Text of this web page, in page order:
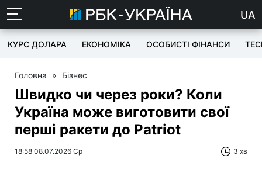
UA
КУРС ДОЛАРА ЕКОНОМІКА ОСОБИСТІ ФІНАНСИ
Головна » Бізнес
Швидко чи через роки? Коли
Україна може виготовити свої
перші ракети до Patriot
18:58 08.07.2026 Ср 3 хв